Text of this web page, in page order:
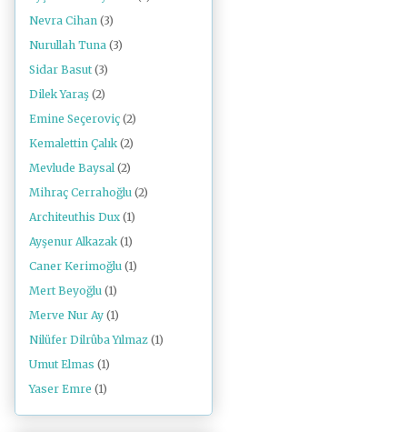
Nevra Cihan (3)
Nurullah Tuna (3)
Sidar Basut (3)
Dilek Yaraş (2)
Emine Seçeroviç (2)
Kemalettin Çalık (2)
Mevlude Baysal (2)
Mihraç Cerrahoğlu (2)
Architeuthis Dux (1)
Ayşenur Alkazak (1)
Caner Kerimoğlu (1)
Mert Beyoğlu (1)
Merve Nur Ay (1)
Nilüfer Dilrûba Yılmaz (1)
Umut Elmas (1)
Yaser Emre (1)